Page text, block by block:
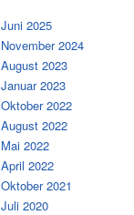
Juni 2025
November 2024
August 2023
Januar 2023
Oktober 2022
August 2022
Mai 2022
April 2022
Oktober 2021
Juli 2020